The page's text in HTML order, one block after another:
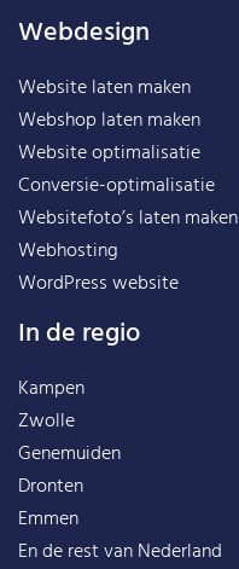
Webdesign
Website laten maken
Webshop laten maken
Website optimalisatie
Conversie-optimalisatie
Websitefoto’s laten maken
Webhosting
WordPress website
In de regio
Kampen
Zwolle
Genemuiden
Dronten
Emmen
En de rest vanNederland